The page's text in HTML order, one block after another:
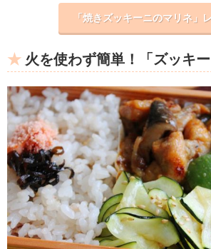
「焼きズッキーニのマリネ」
火を使わず簡単！「ズッキー